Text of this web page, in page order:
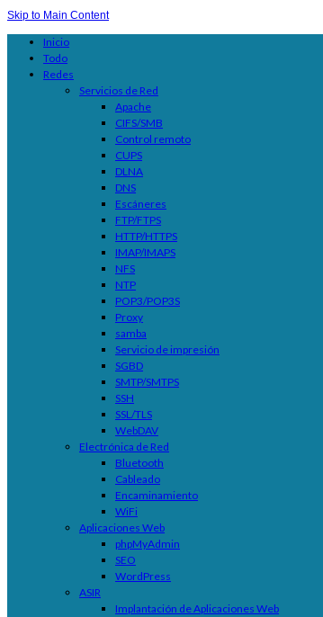
Skip to Main Content
Inicio
Todo
Redes
Servicios de Red
Apache
CIFS/SMB
Control remoto
CUPS
DLNA
DNS
Escáneres
FTP/FTPS
HTTP/HTTPS
IMAP/IMAPS
NFS
NTP
POP3/POP3S
Proxy
samba
Servicio de impresión
SGBD
SMTP/SMTPS
SSH
SSL/TLS
WebDAV
Electrónica de Red
Bluetooth
Cableado
Encaminamiento
WiFi
Aplicaciones Web
phpMyAdmin
SEO
WordPress
ASIR
Implantación de Aplicaciones Web